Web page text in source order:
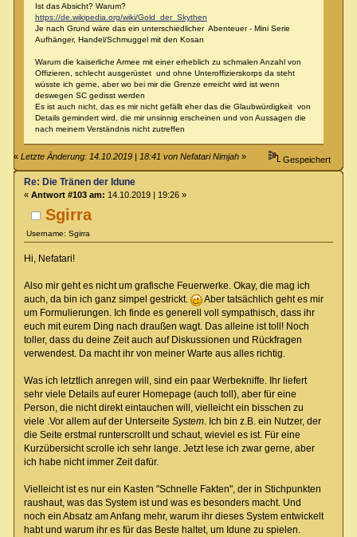
Ist das Absicht? Warum?
https://de.wikipedia.org/wiki/Gold_der_Skythen
Je nach Grund wäre das ein unterschiedlicher Abenteuer - Mini Serie
Aufhänger, Handel/Schmuggel mit den Kosan
Warum die kaiserliche Armee mit einer erheblich zu schmalen Anzahl von
Offizieren, schlecht ausgerüstet und ohne Unteroffizierskorps da steht
wüsste ich gerne, aber wo bei mir die Grenze erreicht wird ist wenn
deswegen SC gedisst werden
Es ist auch nicht, das es mir nicht gefällt eher das die Glaubwürdigkeit von
Details gemindert wird, die mir unsinnig erscheinen und von Aussagen die
nach meinem Verständnis nicht zutreffen
«Letzte Änderung: 14.10.2019 | 18:41 von Nefatari Nimjah » Gespeichert
Sgirra
Username: Sgirra
Re: Die Tränen der Idune
« Antwort #103 am: 14.10.2019 | 19:26 »
Hi, Nefatari!
Also mir geht es nicht um grafische Feuerwerke. Okay, die mag ich
auch, da bin ich ganz simpel gestrickt.
Aber tatsächlich geht es mir
um Formulierungen. Ich finde es generell voll sympathisch, dass ihr
euch mit eurem Ding nach draußen wagt. Das alleine ist toll! Noch
toller, dass du deine Zeit auch auf Diskussionen und Rückfragen
verwendest. Da macht ihr von meiner Warte aus alles richtig.
Was ich letztlich anregen will, sind ein paar Werbekniffe. Ihr liefert
sehr viele Details auf eurer Homepage (auch toll), aber für eine
Person, die nicht direkt eintauchen will, vielleicht ein bisschen zu
viele .Vor allem auf der Unterseite System. Ich bin z.B. ein Nutzer, der
die Seite erstmal runterscrollt und schaut, wieviel es ist. Für eine
Kurzübersicht scrolle ich sehr lange. Jetzt lese ich zwar gerne, aber
ich habe nicht immer Zeit dafür.
Vielleicht ist es nur ein Kasten "Schnelle Fakten", der in Stichpunkten
raushaut, was das System ist und was es besonders macht. Und
noch ein Absatz am Anfang mehr, warum ihr dieses System entwickelt
habt und warum ihr es für das Beste haltet, um Idune zu spielen.